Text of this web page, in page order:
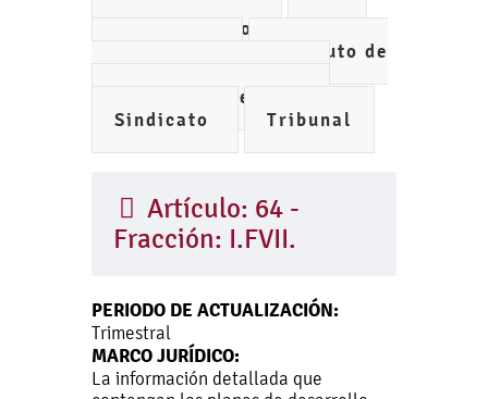
Ayuntamiento
Instituto de
Organismo de Agua
Sindicato
Tribunal
Artículo: 64 -
Fracción: I.FVII.
PERIODO DE ACTUALIZACIÓN:
Trimestral
MARCO JURÍDICO:
La información detallada que